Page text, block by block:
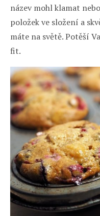
název mohl klamat
položek ve složení a
máte na světě. Potěší
fit.